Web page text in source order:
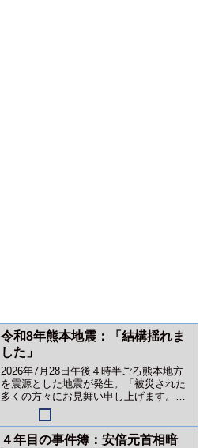
令和8年熊本地震：「結構揺れま
した」
2026年7月28日午後４時半ごろ熊本地方
を震源とした地震が発生。「被災された
多くの方々にお見舞い申し上げます。」
幸い、タヌキ一家には被害はありません
でした。
４年目の事件簿：安倍元首相暗